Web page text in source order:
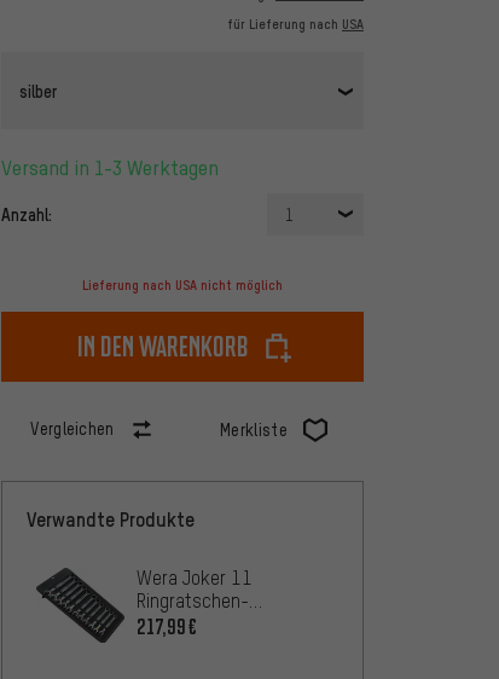
für Lieferung nach USA
silber
Versand in 1-3 Werktagen
Anzahl: 1
Lieferung nach USA nicht möglich
In den Warenkorb
Vergleichen Merkliste
Verwandte Produkte
Wera Joker 11
Ringratschen-
Maulschlüssel-Satz
217,99€